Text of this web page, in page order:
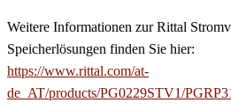
Weitere Informationen zur Rittal
Speicherlösungen finden Sie hier:
https://www.rittal.com/at-
de_AT/products/PG0229STV1/